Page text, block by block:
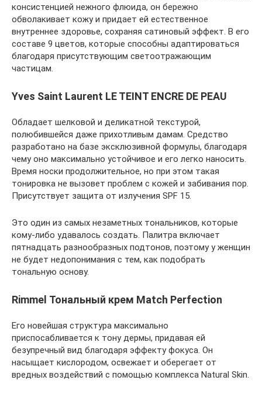
консистенцией нежного флюида, он бережно
обволакивает кожу и придает ей естественное
внутреннее здоровье, сохраняя сатиновый эффект. В его
составе 9 цветов, которые способны адаптироваться
благодаря присутствующим светоотражающим
частицам.
Yves Saint Laurent LE TEINT ENCRE DE PEAU
Обладает шелковой и деликатной текстурой,
полюбившейся даже прихотливым дамам. Средство
разработано на базе эксклюзивной формулы, благодаря
чему оно максимально устойчивое и его легко наносить.
Время носки продолжительное, но при этом такая
тонировка не вызовет проблем с кожей и забивания пор.
Присутствует защита от излучения SPF 15.
Это один из самых незаметных тональников, которые
кому-либо удавалось создать. Палитра включает
пятнадцать разнообразных подтонов, поэтому у женщин
не будет недопонимания с тем, как подобрать
тональную основу.
Rimmel Тональный крем Match Perfection
Его новейшая структура максимально
приспосабливается к тону дермы, придавая ей
безупречный вид благодаря эффекту фокуса. Он
насыщает кислородом, освежает и оберегает от
вредных воздействий с помощью комплекса Natural Skin.